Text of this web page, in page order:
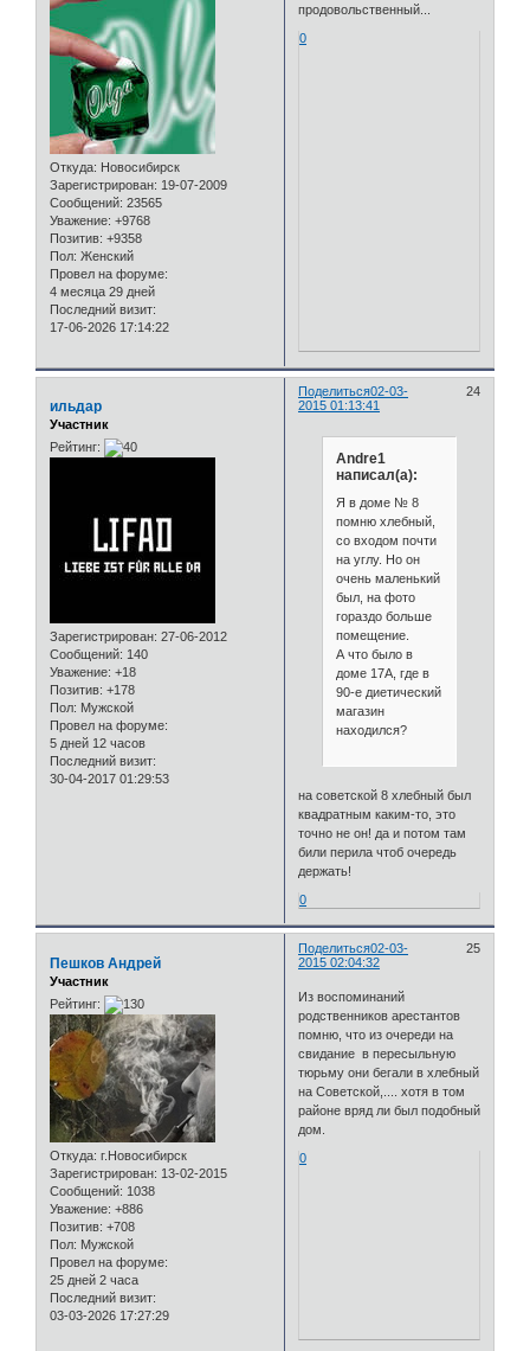
Откуда: Новосибирск
Зарегистрирован: 19-07-2009
Сообщений: 23565
Уважение: +9768
Позитив: +9358
Пол: Женский
Провел на форуме:
4 месяца 29 дней
Последний визит:
17-06-2026 17:14:22
продовольственный...
0
Поделиться 24
02-03-
2015 01:13:41
ильдар
Участник
Рейтинг:
Зарегистрирован: 27-06-2012
Сообщений: 140
Уважение: +18
Позитив: +178
Пол: Мужской
Провел на форуме:
5 дней 12 часов
Последний визит:
30-04-2017 01:29:53
Andre1
написал(а):
Я в доме № 8
помню хлебный,
со входом почти
на углу. Но он
очень маленький
был, на фото
гораздо больше
помещение.
А что было в
доме 17А, где в
90-е диетический
магазин
находился?
на советской 8 хлебный был
квадратным каким-то, это
точно не он! да и потом там
били перила чтоб очередь
держать!
0
Поделиться 25
02-03-
2015 02:04:32
Пешков Андрей
Участник
Рейтинг:
Откуда: г.Новосибирск
Зарегистрирован: 13-02-2015
Сообщений: 1038
Уважение: +886
Позитив: +708
Пол: Мужской
Провел на форуме:
25 дней 2 часа
Последний визит:
03-03-2026 17:27:29
Из воспоминаний
родственников арестантов
помню, что из очереди на
свидание в пересыльную
тюрьму они бегали в хлебный
на Советской,.... хотя в том
районе вряд ли был подобный
дом.
0